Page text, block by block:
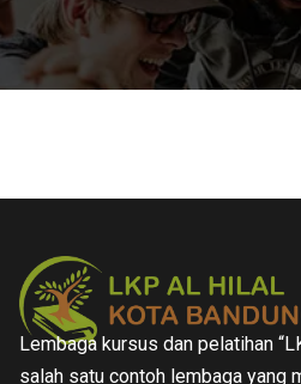
Lembaga kursus dan pelatihan
salah satu contoh lembaga yang